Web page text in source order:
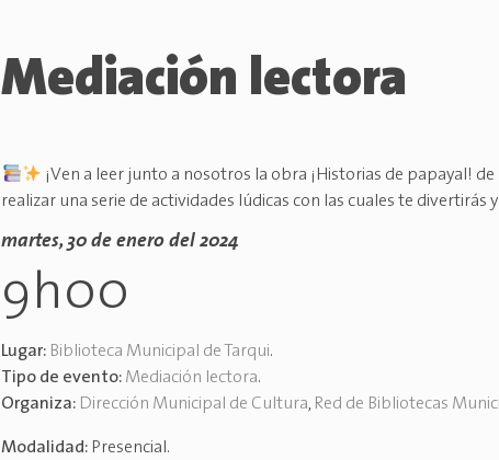
Mediación lectora
¡Ven a leer junto a nosotros la obra ¡Historias de papayal!
realizar una serie de actividades lúdicas con las cuales te divertirás
martes, 30 de enero del 2024
9h00
Lugar: Biblioteca Municipal de Tarqui.
Tipo de evento: Mediación lectora.
Organiza: Dirección Municipal de Cultura, Red de Bibliotecas
Modalidad: Presencial.